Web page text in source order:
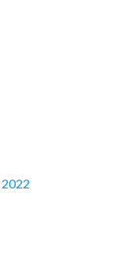
2022